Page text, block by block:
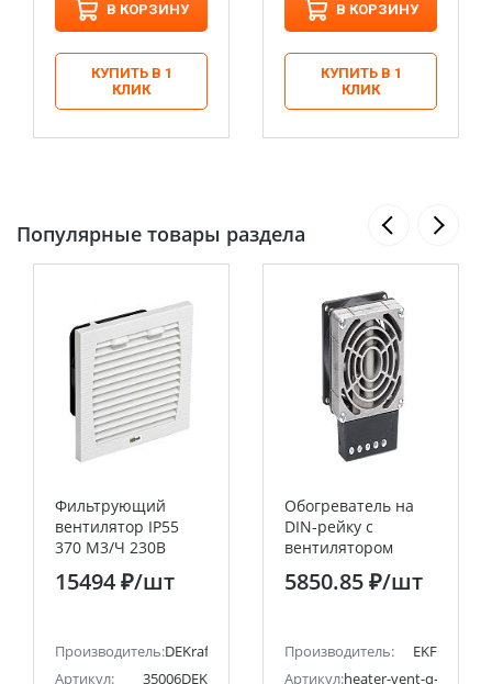
В КОРЗИНУ
КУПИТЬ В 1
КЛИК
В КОРЗИНУ
КУПИТЬ В 1
КЛИК
Популярные товары раздела
Фильтрующий
вентилятор IP55
370 M3/Ч 230В
ЦВЕТ RAL7035
15494 ₽/шт
Производитель:DEKraft
Артикул:
35006DEK
Обогреватель на
DIN-рейку с
вентилятором
200Вт 230В IP20
Quadro EKF
5850.85 ₽/шт
Производитель:
EKF
Артикул:heater-vent-q-200-20